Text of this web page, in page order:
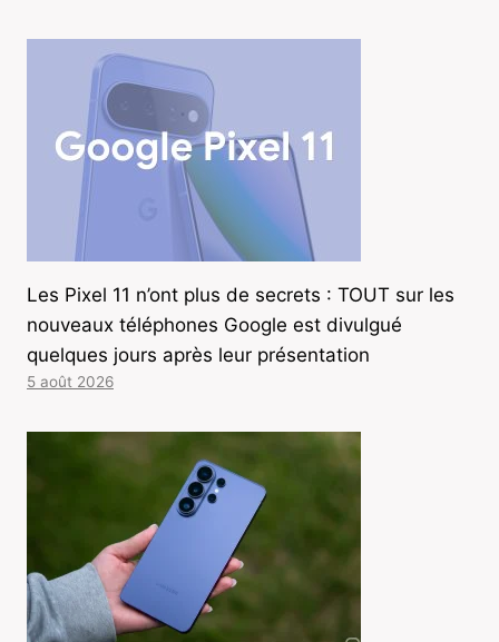
Les Pixel 11 n’ont plus de secrets : TOUT sur les
nouveaux téléphones Google est divulgué
quelques jours après leur présentation
5 août 2026